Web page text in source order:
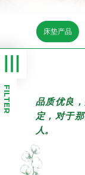
床垫产品
FILTER
品质优良
定，对于
人。